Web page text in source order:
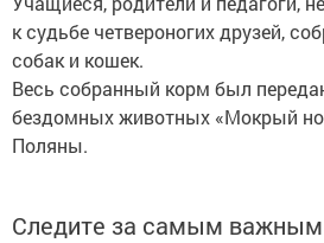
к судьбе четвероногих друзей,
собак и кошек.
Весь собранный корм был
бездомных животных «Мокрый
Поляны.
Следите за самым